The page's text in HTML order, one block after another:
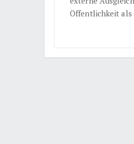
Öffentlichkeit als